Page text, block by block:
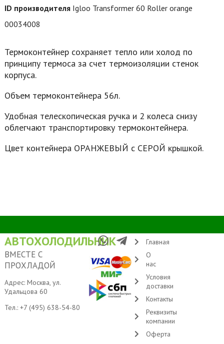
ID производителя Igloo Transformer 60 Roller orange
00034008
Термоконтейнер сохраняет тепло или холод по
принципу термоса за счет термоизоляции стенок
корпуса.
Объем термоконтейнера 56л.
Удобная телескопическая ручка и 2 колеса снизу
облегчают транспортировку термоконтейнера.
Цвет контейнера ОРАНЖЕВЫЙ с СЕРОЙ крышкой.
АВТОХОЛОДИЛЬНИК
ВМЕСТЕ С
ПРОХЛАДОЙ
Адрес: Москва, ул.
Удальцова 60
Тел.: +7 (495) 638-54-80
Главная
О
нас
Условия
доставки
Контакты
Реквизиты
компании
Оферта